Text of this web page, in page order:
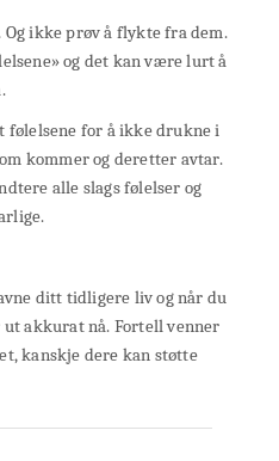
ikke prøv å flykte fra dem.
og det kan være lurt å
følelsene for å ikke drukne i
kommer og deretter avtar.
alle slags følelser og
ditt tidligere liv og når du
akkurat nå. Fortell venner
kanskje dere kan støtte